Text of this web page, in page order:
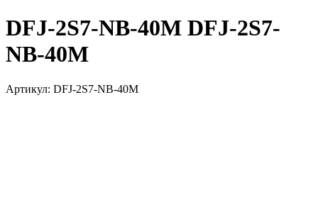
DFJ-2S7-NB-40M DFJ-2S7-
NB-40M
Артикул: DFJ-2S7-NB-40M